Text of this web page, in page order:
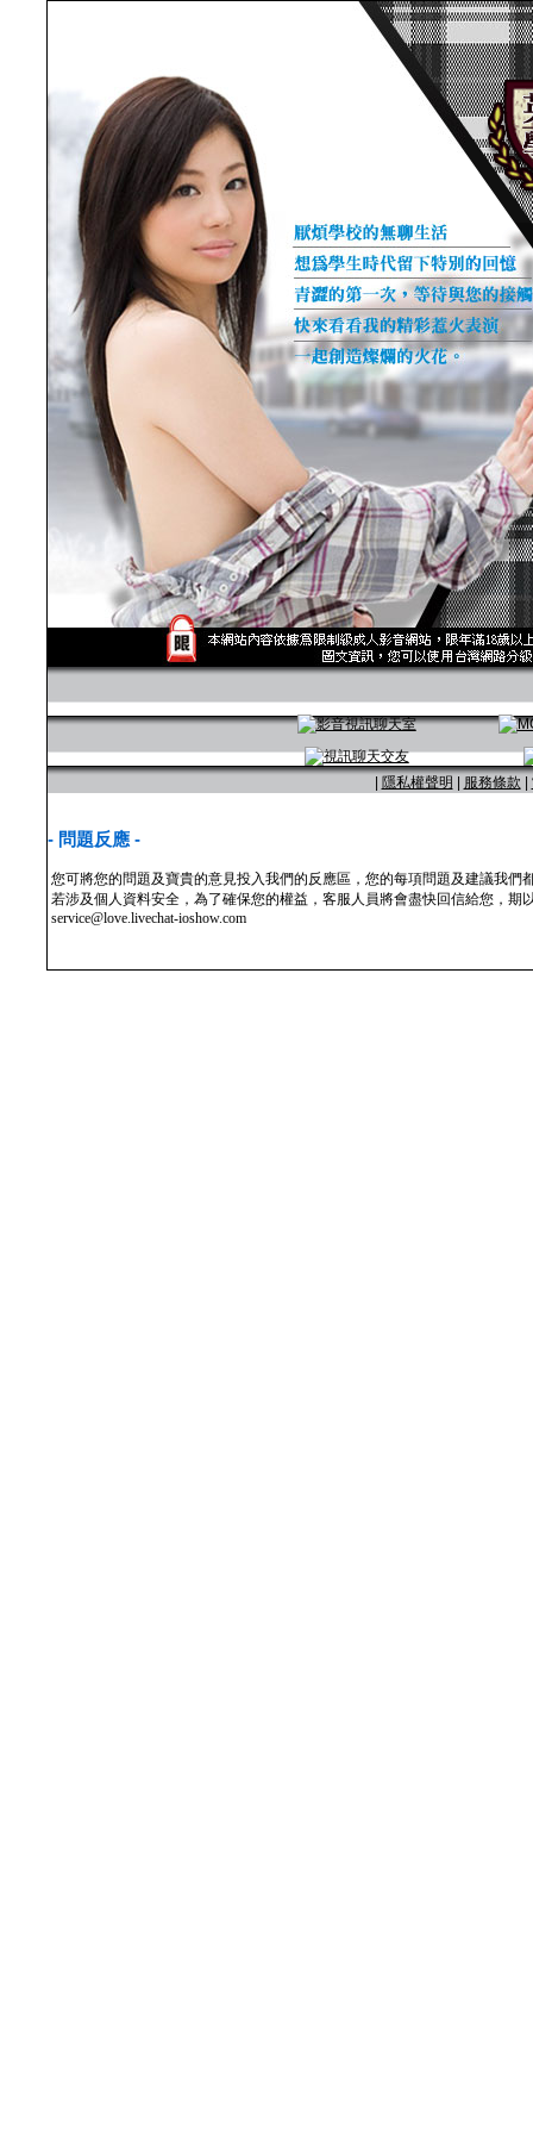
隱私權聲明 服務條款
- 問題反應 -
您可將您的問題及寶貴的意見投入我們的反應區，您的每項問題及建議我
若涉及個人資料安全，為了確保您的權益，客服人員將會盡快回信給您，
service@love.livechat-ioshow.com